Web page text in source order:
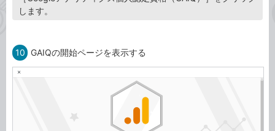
します。
10 GAIQの開始ページを表示する